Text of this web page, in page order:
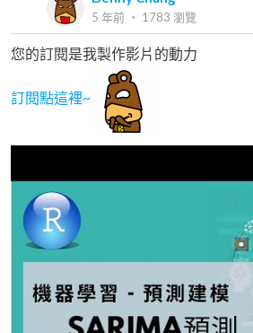
5 年前 ‧ 1783 瀏覽
您的訂閱是我製作影片的動力
訂閱點這裡~